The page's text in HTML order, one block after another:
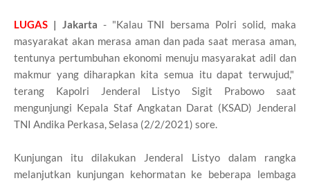
LUGAS | Jakarta - "Kalau TNI bersama Polri solid, maka
masyarakat akan merasa aman dan pada saat merasa aman,
tentunya pertumbuhan ekonomi menuju masyarakat adil dan
makmur yang diharapkan kita semua itu dapat terwujud,"
terang Kapolri Jenderal Listyo Sigit Prabowo saat
mengunjungi Kepala Staf Angkatan Darat (KSAD) Jenderal
TNI Andika Perkasa, Selasa (2/2/2021) sore.
Kunjungan itu dilakukan Jenderal Listyo dalam rangka
melanjutkan kunjungan kehormatan ke beberapa lembaga